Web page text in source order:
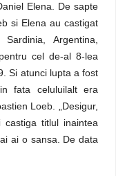
Elena. De sapte
si Elena au castigat
Argentina,
cel de-al 8-lea
Si atunci lupta a fost
fata celuluilalt era
Loeb. „Desigur,
titlul inaintea
ai o sansa. De data